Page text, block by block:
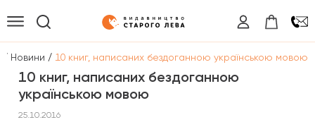
/ Новини / 10 книг, написаних бездоганною українською мовою
10 книг, написаних бездоганною
українською мовою
25.10.2016